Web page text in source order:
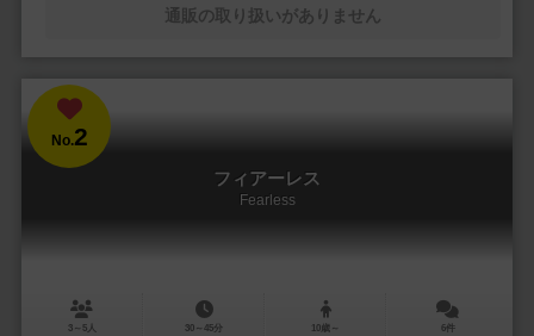
通販の取り扱いがありません
No.2
フィアーレス
Fearless
3～5人 30～45分 10歳～ 6件